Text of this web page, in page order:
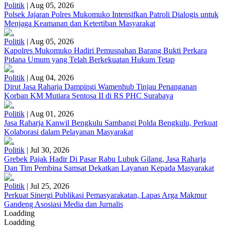
Politik | Aug 05, 2026
Polsek Jajaran Polres Mukomuko Intensifkan Patroli Dialogis untuk
Menjaga Keamanan dan Ketertiban Masyarakat
Politik | Aug 05, 2026
Kapolres Mukomuko Hadiri Pemusnahan Barang Bukti Perkara
Pidana Umum yang Telah Berkekuatan Hukum Tetap
Politik | Aug 04, 2026
Dirut Jasa Raharja Dampingi Wamenhub Tinjau Penanganan
Korban KM Mutiara Sentosa II di RS PHC Surabaya
Politik | Aug 01, 2026
Jasa Raharja Kanwil Bengkulu Sambangi Polda Bengkulu, Perkuat
Kolaborasi dalam Pelayanan Masyarakat
Politik | Jul 30, 2026
Grebek Pajak Hadir Di Pasar Rabu Lubuk Gilang, Jasa Raharja
Dan Tim Pembina Samsat Dekatkan Layanan Kepada Masyarakat
Politik | Jul 25, 2026
Perkuat Sinergi Publikasi Pemasyarakatan, Lapas Arga Makmur
Gandeng Asosiasi Media dan Jurnalis
Loadding
Loadding